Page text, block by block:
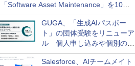
「Software Asset Maintenance」を10月
に発売
GUGA、「生成AIパスポー
ト」の団体受験をリニューア
ル 個人申し込みや個別の支
払いなどに対応
Salesforce、AIチームメイト